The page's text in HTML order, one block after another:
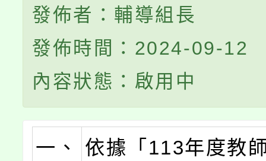
發佈者：輔導組長
發佈時間：2024-09-12
內容狀態：啟用中
一、
依據「113年度教